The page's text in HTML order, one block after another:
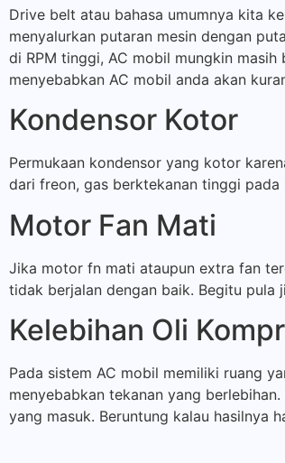
Drive belt atau bahasa umumnya kita
menyalurkan putaran mesin dengan
di RPM tinggi, AC mobil mungkin
menyebabkan AC mobil anda akan
Kondensor Kotor
Permukaan kondensor yang kotor
dari freon, gas berktekanan tinggi
Motor Fan Mati
Jika motor fn mati ataupun extra fan
tidak berjalan dengan baik. Begitu pula
Kelebihan Oli
Pada sistem AC mobil memiliki ruang
menyebabkan tekanan yang
yang masuk. Beruntung kalau hasilnya